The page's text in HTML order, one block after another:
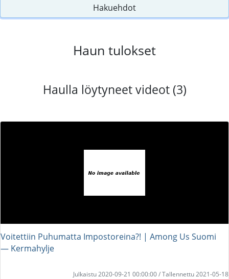
Hakuehdot
Haun tulokset
Haulla löytyneet videot (3)
Voitettiin Puhumatta Impostoreina?! | Among Us Suomi
― Kermahylje
Julkaistu 2020-09-21 00:00:00 / Tallennettu 2021-05-18